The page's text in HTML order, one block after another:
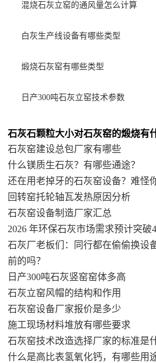
混烧石灰立窑的通风量怎么计算
白灰生产线设备有哪些类型
煅烧石灰窑有哪些类型
日产300吨石灰立窑技术参数
石灰石颗粒大小对石灰窑的煅烧有
石灰窑建设总包厂家有哪些
什么镁质生石灰？有哪些通途？
还在用老掉牙的石灰窑设备？难怪
回转窑托轮轴瓦发热原因分析
石灰窑设备制造厂家汇总
2026 年环保石灰市场需求预计突破
石灰厂老板们：同行都在偷偷换设
前的吗？
日产300吨石灰竖窑窑体多高
石灰立窑风帽的结构和作用
石灰窑设备厂家报价是多少
施工现场材料堆放有哪些要求
石灰窑技术改造选择厂家的标准是
什么是高比表氢氧化钙，有哪些用